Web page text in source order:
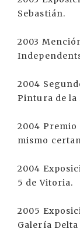
Sebastián.
2003
2004
Pintura de la
2004 Premio
mismo
2004
5 de Vitoria.
2005
Galería